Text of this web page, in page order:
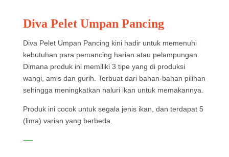
Diva Pelet Umpan Pancing
Diva Pelet Umpan Pancing kini hadir untuk memenuhi
kebutuhan para pemancing harian atau pelampungan.
Dimana produk ini memiliki 3 tipe yang di produksi
wangi, amis dan gurih. Terbuat dari bahan-bahan pilihan
sehingga meningkatkan naluri ikan untuk memakannya.
Produk ini cocok untuk segala jenis ikan, dan terdapat 5
(lima) varian yang berbeda.
-—